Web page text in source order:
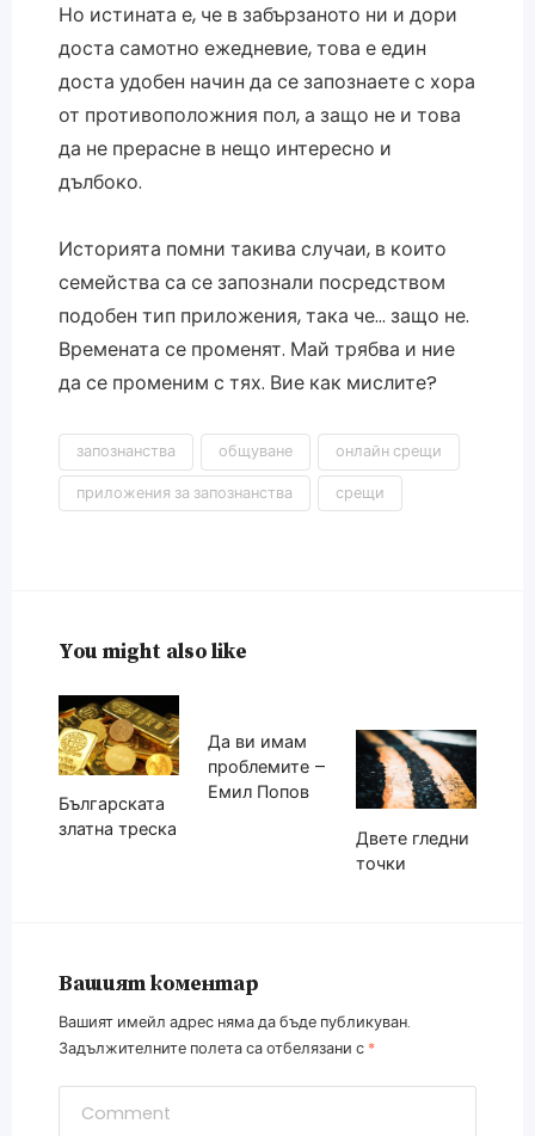
Но истината е, че в забързаното ни и дори
доста самотно ежедневие, това е един
доста удобен начин да се запознаете с хора
от противоположния пол, а защо не и това
да не прерасне в нещо интересно и
дълбоко.
Историята помни такива случаи, в които
семейства са се запознали посредством
подобен тип приложения, така че… защо не.
Времената се променят. Май трябва и ние
да се променим с тях. Вие как мислите?
запознанства общуване онлайн срещи
приложения за запознанства срещи
You might also like
Българската
златна треска
Да ви имам
проблемите –
Емил Попов
Двете гледни
точки
Вашият коментар
Вашият имейл адрес няма да бъде публикуван.
Задължителните полета са отбелязани с *